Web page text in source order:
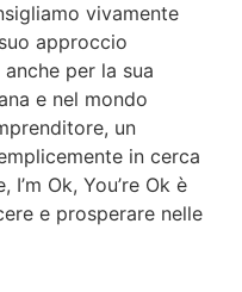
vivamente
approccio
per la sua
e nel mondo
un
in cerca
Ok, You’re Ok è
e prosperare nelle